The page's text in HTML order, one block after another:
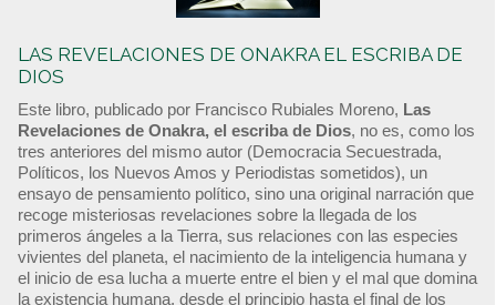
LAS REVELACIONES DE ONAKRA EL ESCRIBA DE
DIOS
Este libro, publicado por Francisco Rubiales Moreno, Las
Revelaciones de Onakra, el escriba de Dios, no es, como los
tres anteriores del mismo autor (Democracia Secuestrada,
Políticos, los Nuevos Amos y Periodistas sometidos), un
ensayo de pensamiento político, sino una original narración que
recoge misteriosas revelaciones sobre la llegada de los
primeros ángeles a la Tierra, sus relaciones con las especies
vivientes del planeta, el nacimiento de la inteligencia humana y
el inicio de esa lucha a muerte entre el bien y el mal que domina
la existencia humana, desde el principio hasta el final de los